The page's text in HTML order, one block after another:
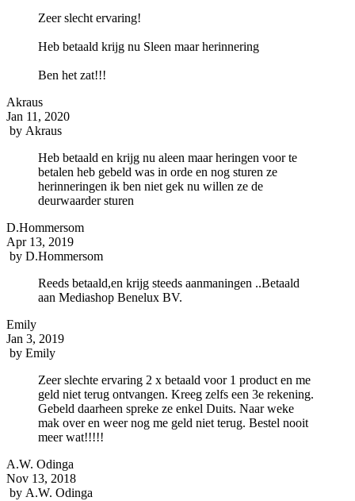
Zeer slecht ervaring!
Heb betaald krijg nu Sleen maar herinnering
Ben het zat!!!
Akraus
Jan 11, 2020
by Akraus
Heb betaald en krijg nu aleen maar heringen voor te
betalen heb gebeld was in orde en nog sturen ze
herinneringen ik ben niet gek nu willen ze de
deurwaarder sturen
D.Hommersom
Apr 13, 2019
by D.Hommersom
Reeds betaald,en krijg steeds aanmaningen ..Betaald
aan Mediashop Benelux BV.
Emily
Jan 3, 2019
by Emily
Zeer slechte ervaring 2 x betaald voor 1 product en me
geld niet terug ontvangen. Kreeg zelfs een 3e rekening.
Gebeld daarheen spreke ze enkel Duits. Naar weke
mak over en weer nog me geld niet terug. Bestel nooit
meer wat!!!!!
A.W. Odinga
Nov 13, 2018
by A.W. Odinga